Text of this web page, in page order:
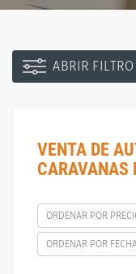
ABRIR FILTRO
VENTA DE
CARAVANAS
ORDENAR POR
ORDENAR POR